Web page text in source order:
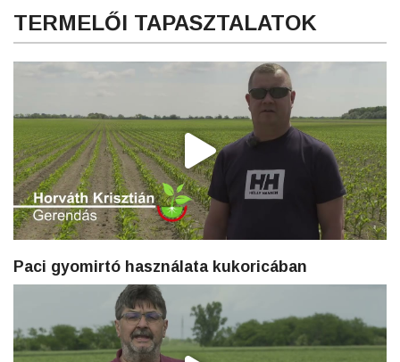
TERMELŐI TAPASZTALATOK
Paci gyomirtó használata kukoricában